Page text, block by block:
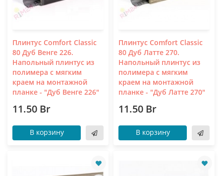
Плинтус Comfort Classic
80 Дуб Венге 226.
Напольный плинтус из
полимера с мягким
краем на монтажной
планке - "Дуб Венге 226"
11.50 Br
В корзину
Плинтус Comfort Classic
80 Дуб Латте 270.
Напольный плинтус из
полимера с мягким
краем на монтажной
планке - "Дуб Латте 270"
11.50 Br
В корзину